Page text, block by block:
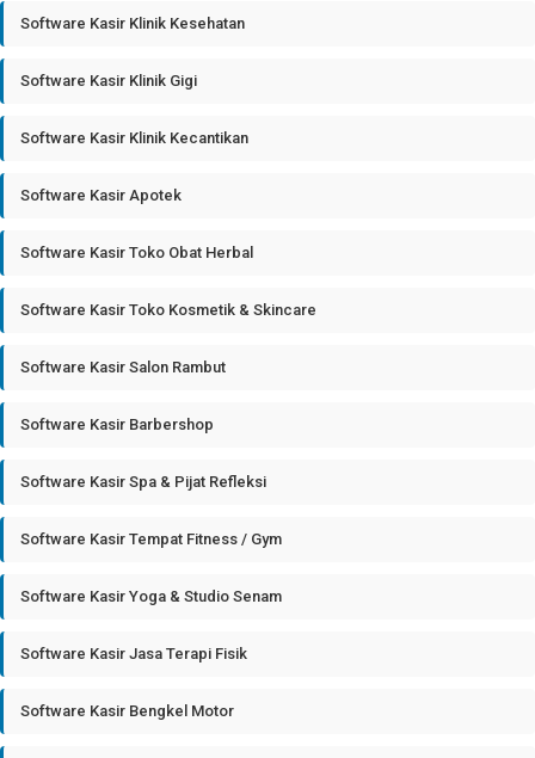
Software Kasir Klinik Kesehatan
Software Kasir Klinik Gigi
Software Kasir Klinik Kecantikan
Software Kasir Apotek
Software Kasir Toko Obat Herbal
Software Kasir Toko Kosmetik & Skincare
Software Kasir Salon Rambut
Software Kasir Barbershop
Software Kasir Spa & Pijat Refleksi
Software Kasir Tempat Fitness / Gym
Software Kasir Yoga & Studio Senam
Software Kasir Jasa Terapi Fisik
Software Kasir Bengkel Motor